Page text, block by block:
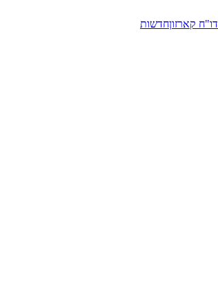
דו"ח קארזוןחדשות